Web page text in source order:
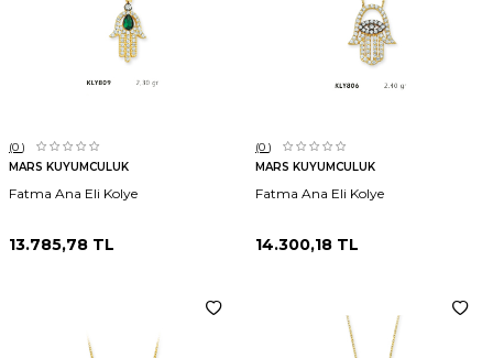
(0 )
MARS KUYUMCULUK
Fatma Ana Eli Kolye
13.785,78 TL
(0 )
MARS KUYUMCULUK
Fatma Ana Eli Kolye
14.300,18 TL